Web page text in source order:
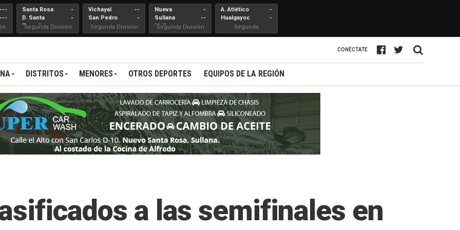
---
---
Santa Rosa
D. Santa
Teresita
-
-
Segunda División
Vichayal
San Pedro
--
-
Segunda División
Nueva
Sullana
Mallares
-
--
Segunda División
A. Atlético
Hualgayoc
-
-
Segunda
Profesional
CONÉCTATE
DISTRITOS MENORES OTROS DEPORTES EQUIPOS DE LA REGIÓN
a las semifinales en